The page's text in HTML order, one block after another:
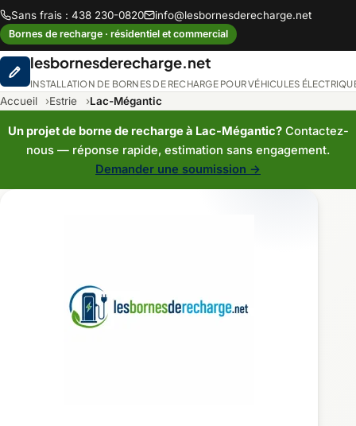
Sans frais : 438 230-0820 info@lesbornesderecharge.net
Bornes de recharge · résidentiel et commercial
lesbornesderecharge.net
INSTALLATION DE BORNES DE RECHARGE POUR VÉHICULES
Accueil Estrie Lac-Mégantic
Un projet de borne de recharge à Lac-Mégantic?Contactez-
nous — réponse rapide, estimation sans engagement.
Demander une soumission →